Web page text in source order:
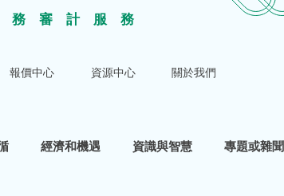
務審計服 務
報價中心 資源中心 關於我們
經濟和機遇 資識與智慧 專題或雜聞